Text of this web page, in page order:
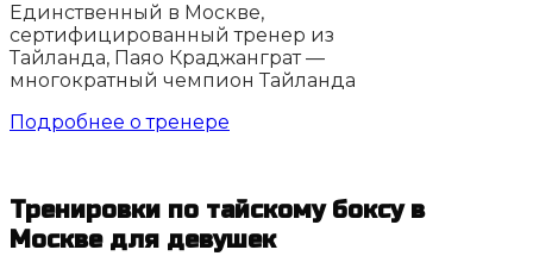
Единственный в Москве,
сертифицированный тренер из
Тайланда, Паяо Краджанграт —
многократный чемпион Тайланда
Подробнее о тренере
Тренировки по тайскому боксу в
Москве для девушек